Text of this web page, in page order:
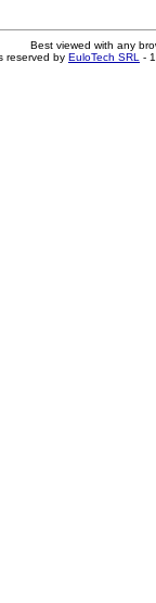
Best viewed with any
reserved by EuloTech SRL -